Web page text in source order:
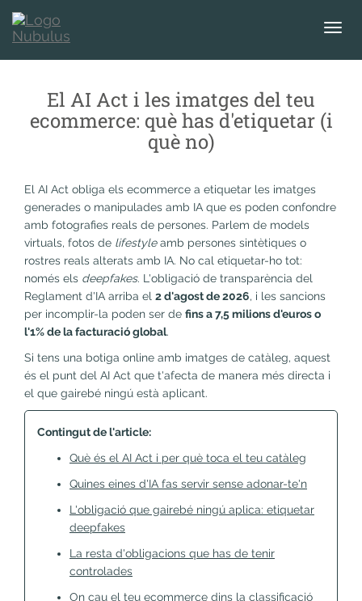
T
g
El AI Act i les imatges del teu
ecommerce: què has d'etiquetar (i
què no)
El AI Act obliga els ecommerce a etiquetar les imatges
generades o manipulades amb IA que es poden confondre
amb fotografies reals de persones. Parlem de models
virtuals, fotos de lifestyleamb persones sintètiques o
rostres reals alterats amb IA. No cal etiquetar-ho tot:
només els deepfakes. L'obligació de transparència del
Reglament d'IA arriba el 2 d'agost de 2026, i les sancions
per incomplir-la poden ser de fins a 7,5 milions d'euros o
l'1% de la facturació global.
Si tens una botiga online amb imatges de catàleg, aquest
és el punt del AI Act que t'afecta de manera més directa i
el que gairebé ningú està aplicant.
Contingut de l'article:
Què és el AI Act i per què toca el teu catàleg
Quines eines d'IA fas servir sense adonar-te'n
L'obligació que gairebé ningú aplica: etiquetar
deepfakes
La resta d'obligacions que has de tenir
controlades
On cau el teu ecommerce dins la classificació